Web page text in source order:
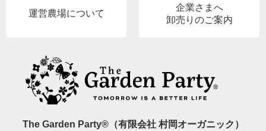
運営農場について
企業さまへ
卸売りのご案内
The Garden Party®（有限会社 村岡オーガニック）